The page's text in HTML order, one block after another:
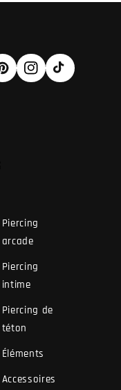
Instagram
TikTok
Piercing
arcade
Piercing
intime
Piercing de
téton
Éléments
Accessoires